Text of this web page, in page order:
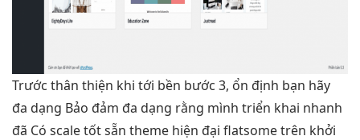
Trước thân thiện khi tới bền bước 3, ổn định bạn hãy
đa dạng Bảo đảm đa dạng rằng mình triển khai nhanh
đã Có scale tốtsẵn theme hiện đại flatsome trên khởi